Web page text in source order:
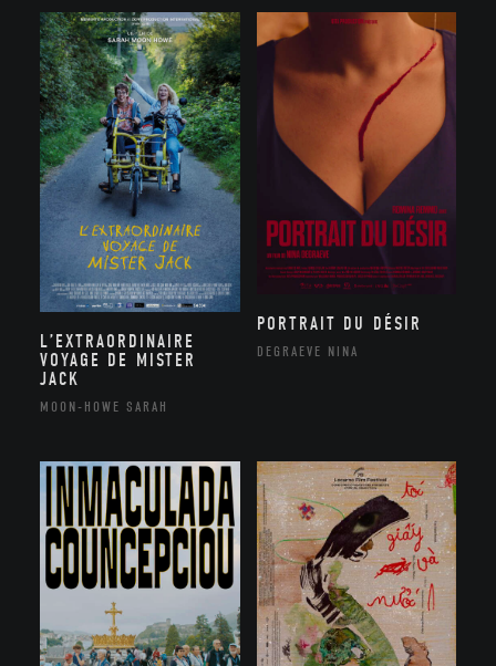
L’EXTRAORDINAIRE
VOYAGE DE MISTER
JACK
MOON-HOWE SARAH
PORTRAIT DU DÉSIR
DEGRAEVE NINA